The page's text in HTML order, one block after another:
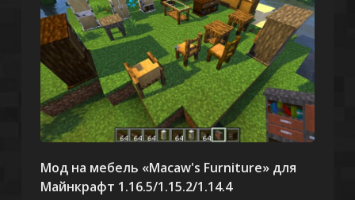
Мод на мебель «Macaw's Furniture» для
Майнкрафт 1.16.5/1.15.2/1.14.4